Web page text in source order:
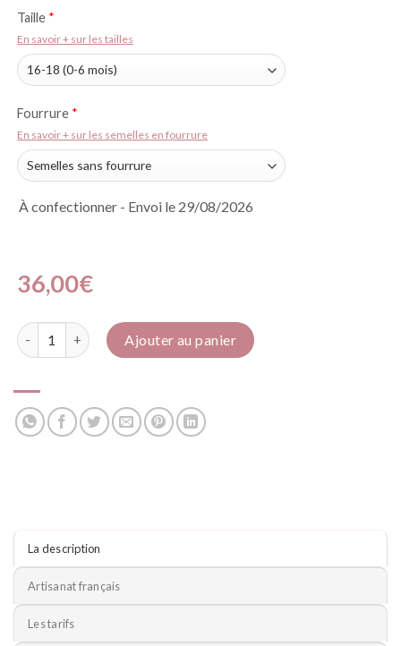
Taille *
En savoir + sur les tailles
Fourrure *
En savoir + sur les semelles en fourrure
À confectionner - Envoi le 29/08/2026
36,00€
quantité de ParapluieAjouter au panier
La description
Artisanat français
Les tarifs